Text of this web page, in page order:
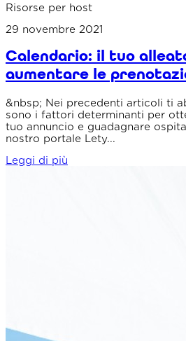
Risorse per host
29 novembre 2021
Calendario: il tuo
aumentare le
&nbsp; Nei precedenti articoli ti
sono i fattori determinanti per
tuo annuncio e guadagnare
nostro portale Lety...
Leggi di più